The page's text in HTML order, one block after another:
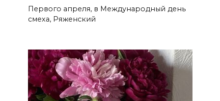
Первого апреля, в Международный день
смеха, Ряженский